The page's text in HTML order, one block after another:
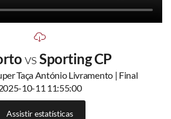
vsSporting CP
Taça António Livramento | Final
10-11 11:55:00
Assistir estatísticas